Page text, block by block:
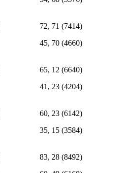
72, 71 (7414)
45, 70 (4660)
65, 12 (6640)
41, 23 (4204)
60, 23 (6142)
35, 15 (3584)
83, 28 (8492)